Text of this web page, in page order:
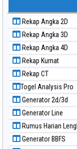
Paito Warna Kuda
Paito Warna
Paito Warna
Paito Warna New
Paito Warna North
Paito Warna Pcso
Paito Warna
Paito Warna Sao
Paito Warna
Paito Warna
Paito Warna
Rekap Angka 2D
Rekap Angka 3D
Rekap Angka 4D
Rekap Kumat
Rekap CT
Togel Analysis Pro
Generator 2d/3d
Generator Line
Rumus Harian
Generator BBFS